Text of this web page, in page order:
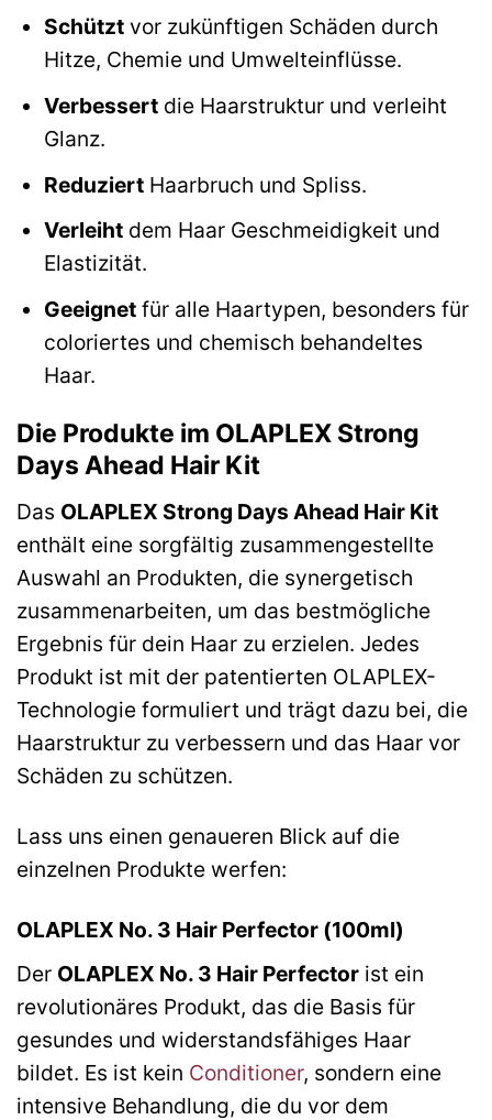
Schütztvor zukünftigen Schäden durch
Hitze, Chemie und Umwelteinflüsse.
Verbessertdie Haarstruktur und verleiht
Glanz.
ReduziertHaarbruch und Spliss.
Verleihtdem Haar Geschmeidigkeit und
Elastizität.
Geeignetfür alle Haartypen, besonders für
coloriertes und chemisch behandeltes
Haar.
Die Produkte im OLAPLEX Strong
Days Ahead Hair Kit
Das OLAPLEX Strong Days Ahead Hair Kit
enthält eine sorgfältig zusammengestellte
Auswahl an Produkten, die synergetisch
zusammenarbeiten, um das bestmögliche
Ergebnis für dein Haar zu erzielen. Jedes
Produkt ist mit der patentierten OLAPLEX-
Technologie formuliert und trägt dazu bei, die
Haarstruktur zu verbessern und das Haar vor
Schäden zu schützen.
Lass uns einen genaueren Blick auf die
einzelnen Produkte werfen:
OLAPLEX No. 3 Hair Perfector (100ml)
Der OLAPLEX No. 3 Hair Perfector ist ein
revolutionäres Produkt, das die Basis für
gesundes und widerstandsfähiges Haar
bildet. Es ist kein Conditioner, sondern eine
intensive Behandlung, die du vor dem